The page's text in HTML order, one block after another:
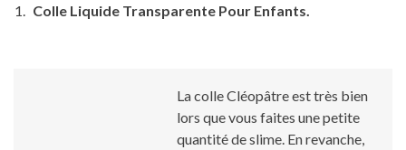
Colle Liquide Transparente Pour Enfants.
La colle Cléopâtre est très bien
lors que vous faites une petite
quantité de slime. En revanche,